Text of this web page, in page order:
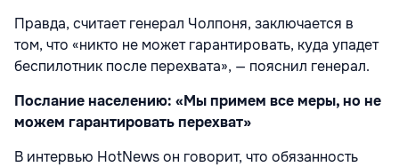
Правда, считает генерал Чолпоня, заключается в
том, что «никто не может гарантировать, куда упадет
беспилотник после перехвата», — пояснил генерал.
Послание населению: «Мы примем все меры, но не
можем гарантировать перехват»
В интервью HotNews он говорит, что обязанность